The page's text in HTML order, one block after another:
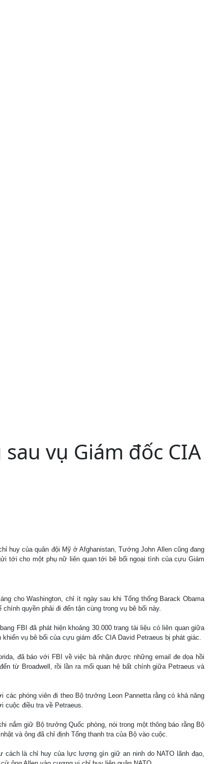
vụ Giám đốc CIA
huy của quân đội Mỹ ở Afghanistan, Tướng John Allen cũng đang
tới cho một phụ nữ liên quan tới bê bối ngoại tình của cựu Giám
cho Washington, chỉ ít ngày sau khi Tổng thống Barack Obama
quyền phải đi đến tận cùng trong vụ bê bối này.
FBI đã phát hiện khoảng 30.000 trang tài liệu có liên quan giữa
vụ bê bối của cựu giám đốc CIA David Petraeus bị phát giác.
đã báo với FBI về việc bà nhận được những email đe dọa hồi
từ Broadwell, rồi lần ra mối quan hệ bất chính giữa Petraeus và
phóng viên đi theo Bộ trưởng Leon Pannetta rằng có khả năng
cuộc điều tra về Petraeus.
nắm giữ Bộ trưởng Quốc phòng, nói trong một thông báo rằng Bộ
và ông đã chỉ định Tổng thanh tra của Bộ vào cuộc.
là chỉ huy của lực lượng gìn giữ an ninh do NATO lãnh đạo,